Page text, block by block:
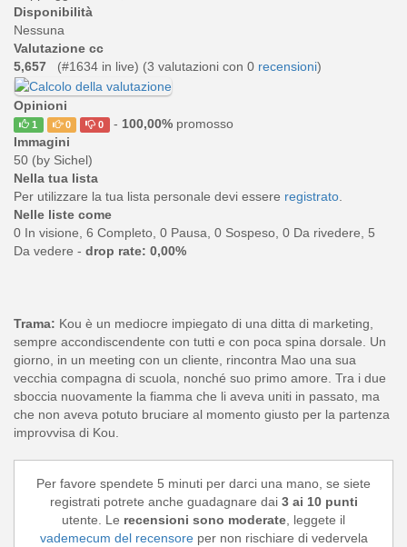
Disponibilità
Nessuna
Valutazione cc
5,657
(#1634 in live) (3 valutazioni con 0 recensioni)
Opinioni
1 0 0 - 100,00%promosso
Immagini
50 (by Sichel)
Nella tua lista
Per utilizzare la tua lista personale devi essere registrato
Nelle liste come
0 In visione, 6 Completo, 0 Pausa, 0 Sospeso, 0 Da rivedere, 5
Da vedere - drop rate: 0,00%
Trama: Kou è un mediocre impiegato di una ditta di marketing,
sempre accondiscendente con tutti e con poca spina dorsale. Un
giorno, in un meeting con un cliente, rincontra Mao una sua
vecchia compagna di scuola, nonché suo primo amore. Tra i due
sboccia nuovamente la fiamma che li aveva uniti in passato, ma
che non aveva potuto bruciare al momento giusto per la partenza
improvvisa di Kou.
Per favore spendete 5 minuti per darci una mano, se siete
registrati potrete anche guadagnare dai 3 ai 10 punti
utente. Le recensioni sono moderate , leggete il
vademecum del recensoreper non rischiare di vedervela